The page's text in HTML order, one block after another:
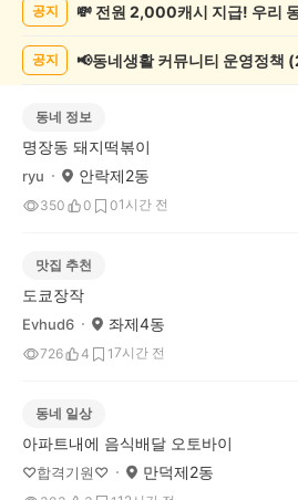
공지
공지 📢동네생활 커뮤니티 운영정책
동네 정보
명장동 돼지떡볶이
ryu 안락제2동
350 0 01시간 전
맛집 추천
도쿄장작
Evhud6 좌제4동
726 4 17시간 전
동네 일상
아파트내에 음식배달 오토바이
♡합격기원♡ 만덕제2동